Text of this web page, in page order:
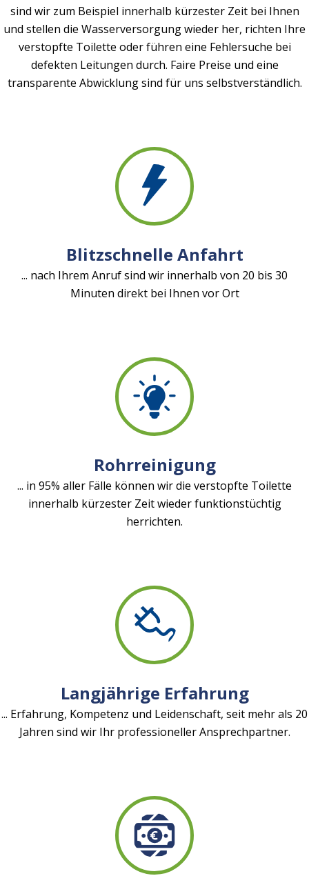
sind wir zum Beispiel innerhalb kürzester Zeit bei Ihnen
und stellen die Wasserversorgung wieder her, richten Ihre
verstopfte Toilette oder führen eine Fehlersuche bei
defekten Leitungen durch. Faire Preise und eine
transparente Abwicklung sind für uns selbstverständlich.
Blitzschnelle Anfahrt
... nach Ihrem Anruf sind wir innerhalb von 20 bis 30
Minuten direkt bei Ihnen vor Ort
Rohrreinigung
... in 95% aller Fälle können wir die verstopfte Toilette
innerhalb kürzester Zeit wieder funktionstüchtig
herrichten.
Langjährige Erfahrung
... Erfahrung, Kompetenz und Leidenschaft, seit mehr als 20
Jahren sind wir Ihr professioneller Ansprechpartner.